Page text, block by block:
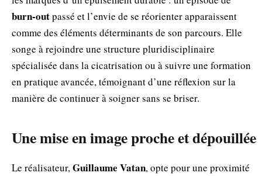
burn‑outpassé et l’envie de se réorienter apparaissent
comme des éléments déterminants de son parcours. Elle
songe à rejoindre une structure pluridisciplinaire
spécialisée dans la cicatrisation ou à suivre une formation
en pratique avancée, témoignant d’une réflexion sur la
manière de continuer à soigner sans se briser.
Une mise en image proche et dépouillée
Le réalisateur,Guillaume Vatan, opte pour une proximité